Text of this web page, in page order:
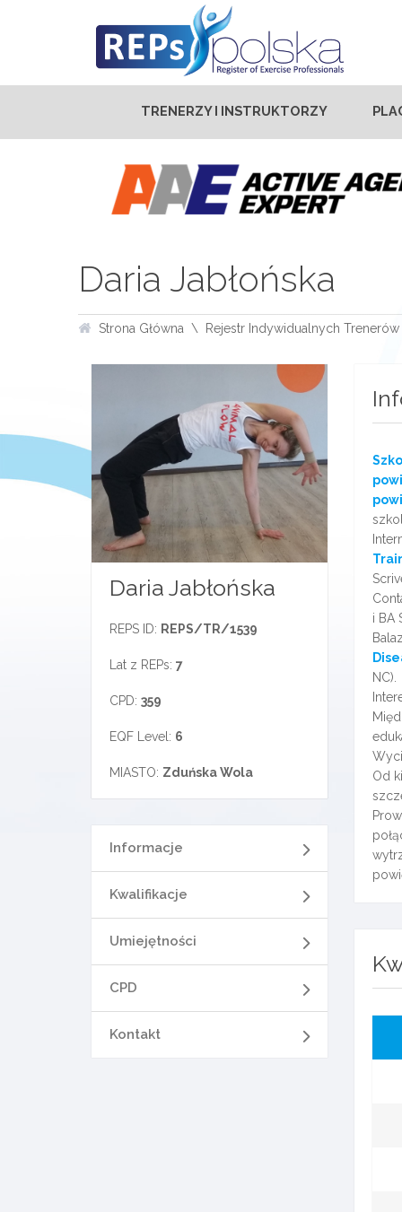
TRENERZY I INSTRUKTORZY
Daria Jabłońska
Strona Główna Rejestr Indywidualnych
Daria Jabłońska
REPS ID: REPS/TR/1539
Lat z REPs: 7
CPD: 359
EQF Level: 6
MIASTO: Zduńska Wola
Informacje
Kwalifikacje
Umiejętności
CPD
Kontakt
i BA
NC).
Od